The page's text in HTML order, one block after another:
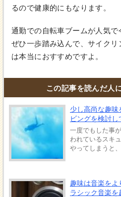
るので健康的にもなります。
通勤での自転車ブームが人気
ぜひ一歩踏み込んで、サイク
は本当におすすめですよ。
この記事を読んだ人
少し高尚な趣味
ビングを検討し
一度でもした事
われているスキ
やってしまうと
趣味は音楽をよ
ラシック音楽を